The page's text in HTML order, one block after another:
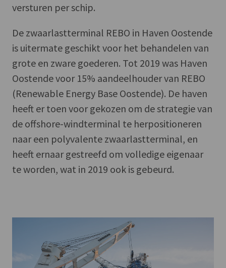
versturen per schip.
De zwaarlastterminal REBO in Haven Oostende
is uitermate geschikt voor het behandelen van
grote en zware goederen. Tot 2019 was Haven
Oostende voor 15% aandeelhouder van REBO
(Renewable Energy Base Oostende). De haven
heeft er toen voor gekozen om de strategie van
de offshore-windterminal te herpositioneren
naar een polyvalente zwaarlastterminal, en
heeft ernaar gestreefd om volledige eigenaar
te worden, wat in 2019 ook is gebeurd.